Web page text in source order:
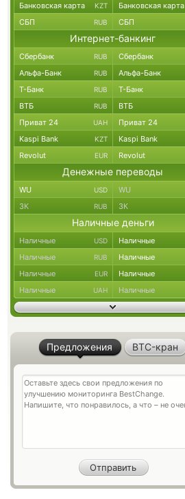
Банковская карта KZT Банковская карта
СБП RUB СБП
Интернет-банкинг
Сбербанк RUB Сбербанк
Альфа-Банк RUB Альфа-Банк
Т-Банк RUB Т-Банк
ВТБ RUB ВТБ
Приват 24 UAH Приват 24
Kaspi Bank KZT Kaspi Bank
Revolut EUR Revolut
Денежные переводы
WU USD WU
ЗК RUB ЗК
Наличные деньги
Наличные USD Наличные
Наличные RUB Наличные
Наличные EUR Наличные
Наличные UAH Наличные
Предложения BTC-кран